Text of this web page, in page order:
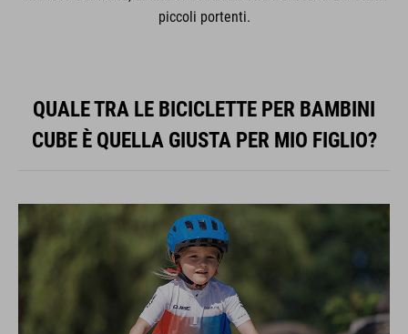
piccoli portenti.
QUALE TRA LE BICICLETTE PER BAMBINI
CUBE È QUELLA GIUSTA PER MIO FIGLIO?